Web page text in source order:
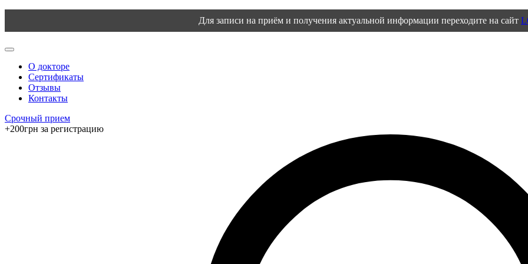
Для записи на приём и получения актуальной информации переходите на сайт
О докторе
Сертификаты
Отзывы
Контакты
Срочный прием
+200грн за регистрацию